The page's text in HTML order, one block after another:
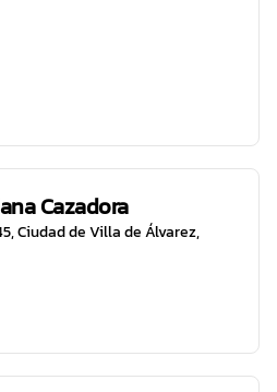
Cazadora
,Ciudad de Villa de Álvarez,